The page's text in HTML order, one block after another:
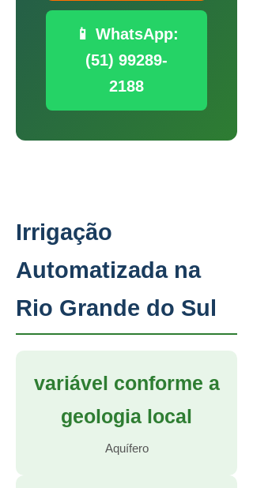
📱 WhatsApp:
(51) 99289-
2188
Irrigação
Automatizada na
Rio Grande do Sul
variável conforme a
geologia local
Aquífero